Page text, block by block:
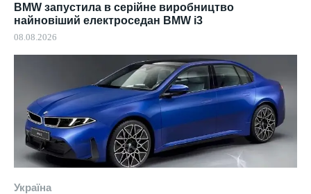
BMW запустила в серійне виробництво
найновіший електроседан BMW i3
08.08.2026
Україна